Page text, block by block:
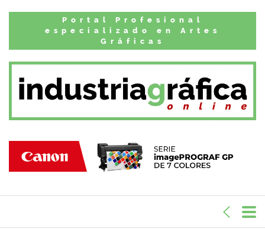
Portal Profesional
especializado en Artes
Gráficas